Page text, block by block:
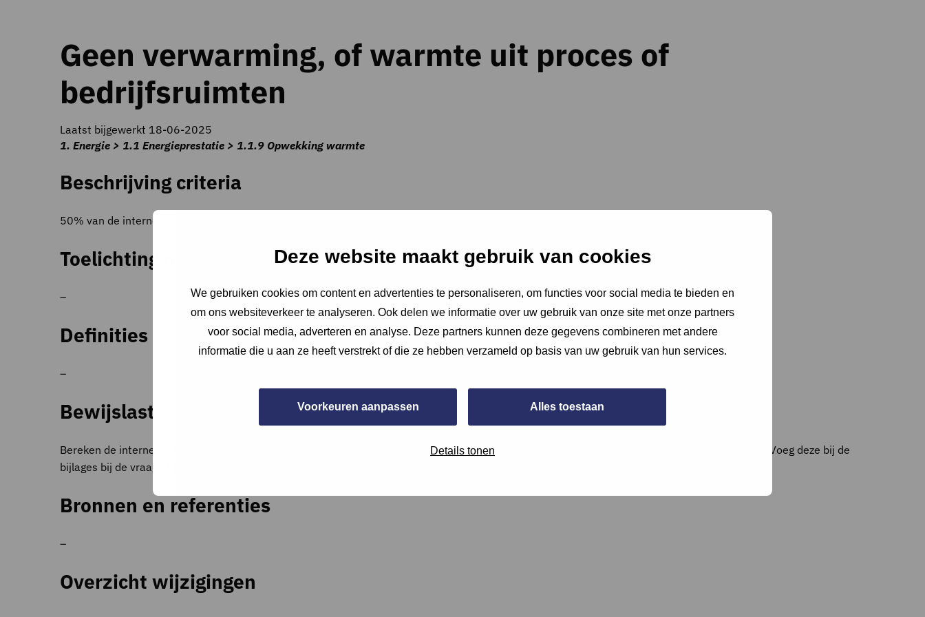
Deze website maakt gebruik van cookies
We gebruiken cookies om content en advertenties te personaliseren, om functies voor social media te bieden en
om ons websiteverkeer te analyseren. Ook delen we informatie over uw gebruik van onze site met onze partners
voor social media, adverteren en analyse. Deze partners kunnen deze gegevens combineren met andere
informatie die u aan ze heeft verstrekt of die ze hebben verzameld op basis van uw gebruik van hun services.
Voorkeuren aanpassen Alles toestaan
Details tonen
Geen verwarming, of warmte uit proces of
bedrijfsruimten
Laatst bijgewerkt 18-06-2025
1. Energie > 1.1 Energieprestatie > 1.1.9 Opwekking warmte
Beschrijving criteria
50% van de interne warmtelast ten gevolge van een proces of bedrijfsruimte zijn winbaar voor de klimatisering van de bedrijfshal.
Toelichting op criteria
–
Definities
–
Bewijslast
Bereken de interne warmtelasten ten gevolge van een proces of bedrijfsruimte en of deze winbaar zijn voor de klimatisering van de bedrijfshal. Voeg deze bij de
bijlages bij de vraag of een apart document en verwijs hierna.
Bronnen en referenties
–
Overzicht wijzigingen